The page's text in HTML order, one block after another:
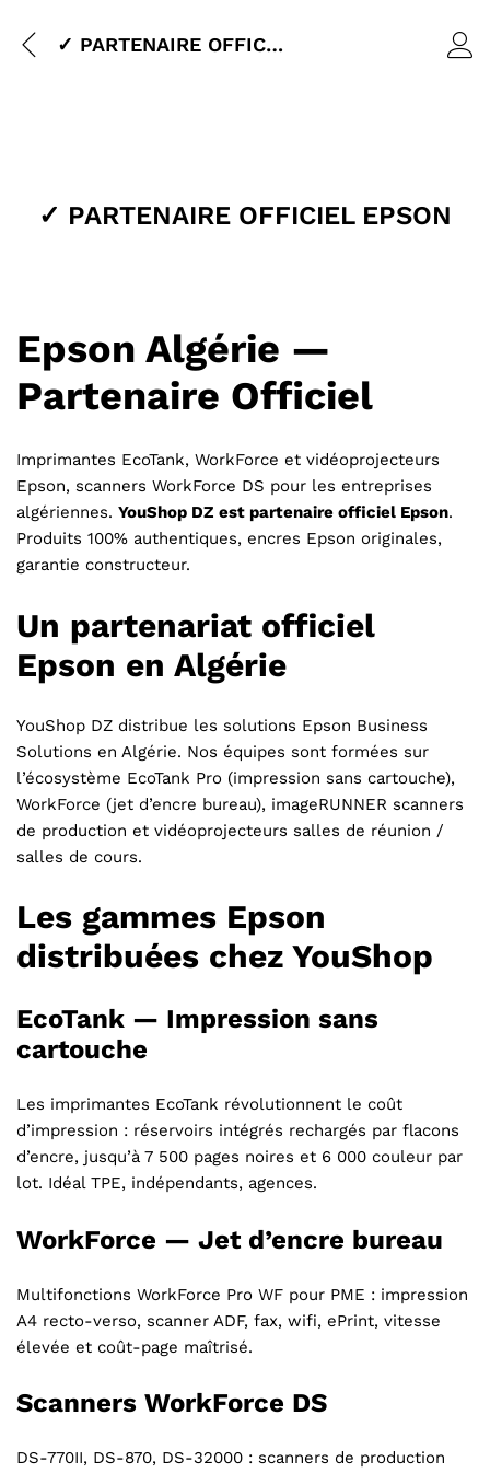
✓ PARTENAIRE OFFICIEL EPSON
✓ PARTENAIRE OFFICIEL EPSON
Epson Algérie —
Partenaire Officiel
Imprimantes EcoTank, WorkForce et vidéoprojecteurs
Epson, scanners WorkForce DS pour les entreprises
algériennes. YouShop DZ est partenaire officiel Epson.
Produits 100% authentiques, encres Epson originales,
garantie constructeur.
Un partenariat officiel
Epson en Algérie
YouShop DZ distribue les solutions Epson Business
Solutions en Algérie. Nos équipes sont formées sur
l’écosystème EcoTank Pro (impression sans cartouche),
WorkForce (jet d’encre bureau), imageRUNNER scanners
de production et vidéoprojecteurs salles de réunion /
salles de cours.
Les gammes Epson
distribuées chez YouShop
EcoTank — Impression sans
cartouche
Les imprimantes EcoTank révolutionnent le coût
d’impression : réservoirs intégrés rechargés par flacons
d’encre, jusqu’à 7 500 pages noires et 6 000 couleur par
lot. Idéal TPE, indépendants, agences.
WorkForce — Jet d’encre bureau
Multifonctions WorkForce Pro WF pour PME : impression
A4 recto-verso, scanner ADF, fax, wifi, ePrint, vitesse
élevée et coût-page maîtrisé.
Scanners WorkForce DS
DS-770II, DS-870, DS-32000 : scanners de production